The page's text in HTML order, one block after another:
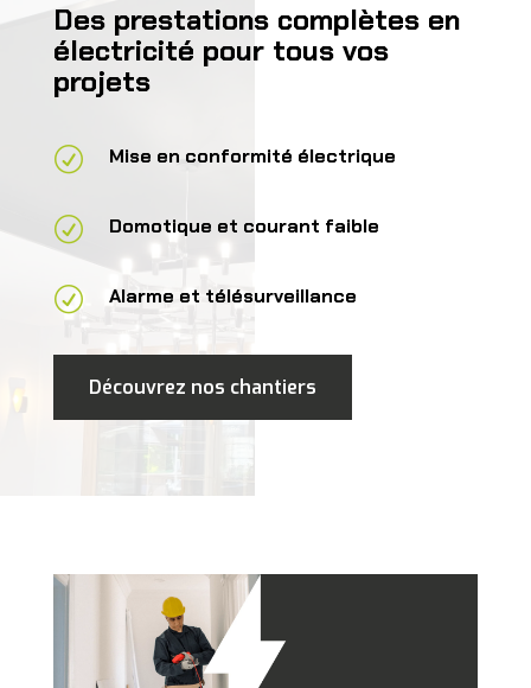
Des prestations complètes en
électricité pour tous vos
projets
R Mise en conformité électrique
R Domotique et courant faible
R Alarme et télésurveillance
Découvrez nos chantiers